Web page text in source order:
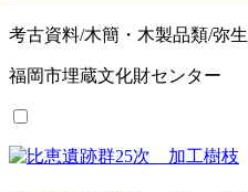
考古資料/木簡・木製品類/弥生
福岡市埋蔵文化財センター